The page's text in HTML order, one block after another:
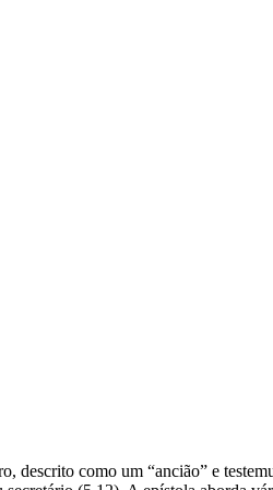
descrito como um “ancião” e